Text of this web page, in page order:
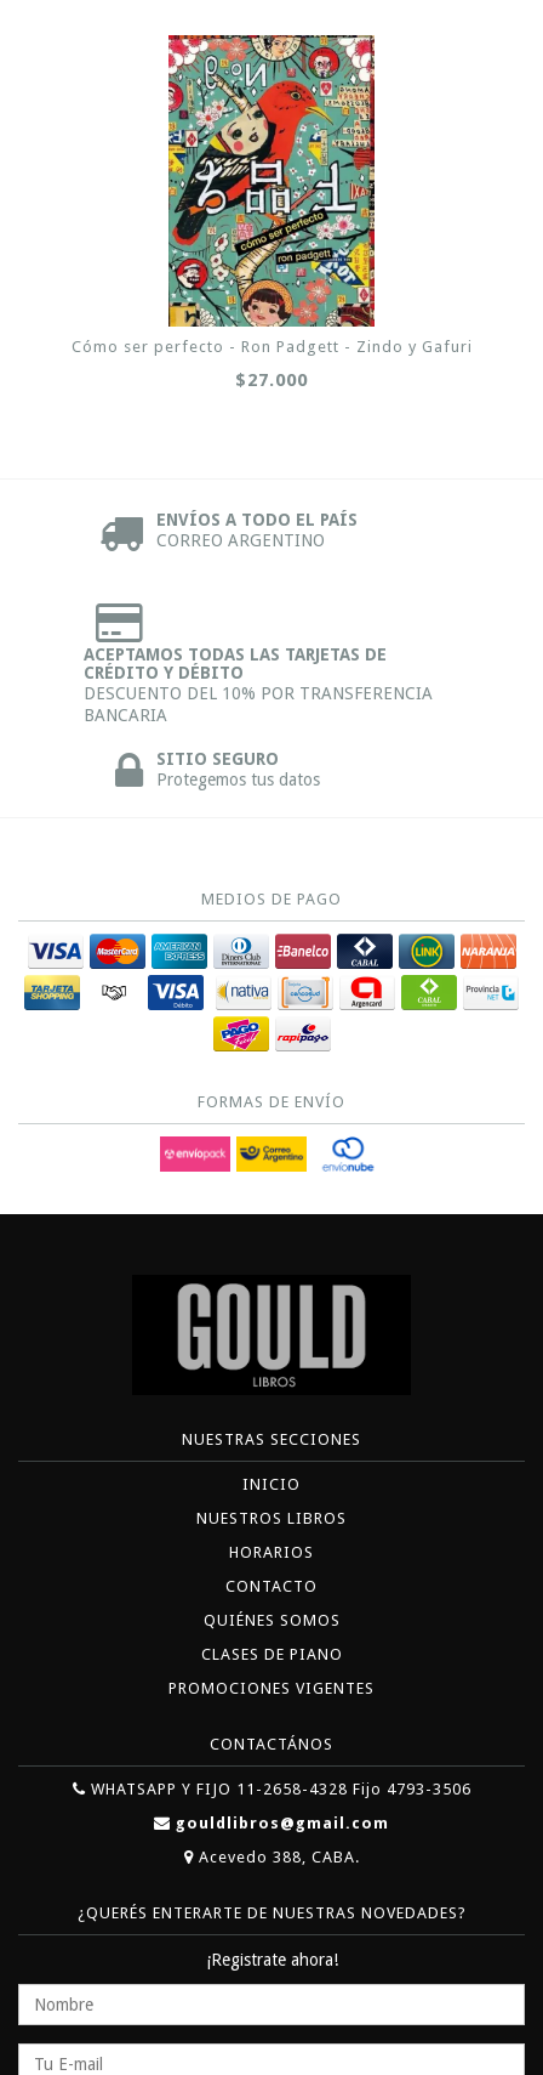
Cómo ser perfecto - Ron Padgett - Zindo y Gafuri
$27.000
ENVÍOS A TODO EL PAÍS
CORREO ARGENTINO
ACEPTAMOS TODAS LAS TARJETAS DE
CRÉDITO Y DÉBITO
DESCUENTO DEL 10% POR TRANSFERENCIA
BANCARIA
SITIO SEGURO
Protegemos tus datos
MEDIOS DE PAGO
FORMAS DE ENVÍO
NUESTRAS SECCIONES
INICIO
NUESTROS LIBROS
HORARIOS
CONTACTO
QUIÉNES SOMOS
CLASES DE PIANO
PROMOCIONES VIGENTES
CONTACTÁNOS
WHATSAPP Y FIJO 11-2658-4328 Fijo 4793-3506
gouldlibros@gmail.com
Acevedo 388, CABA.
¿QUERÉS ENTERARTE DE NUESTRAS NOVEDADES?
¡Registrate ahora!